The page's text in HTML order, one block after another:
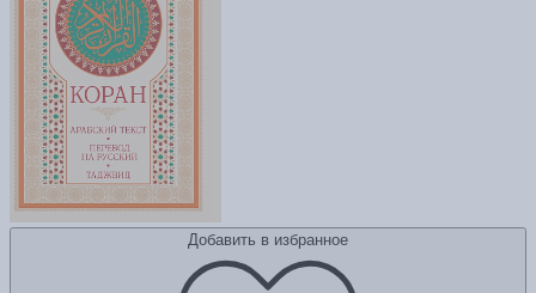
Добавить в избранное